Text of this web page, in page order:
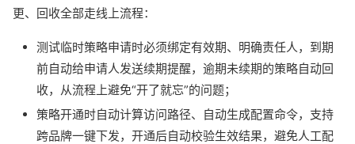
更、回收全部走线上流程：
测试临时策略申请时必须绑定有效期、明确责任人，到期
前自动给申请人发送续期提醒，逾期未续期的策略自动回
收，从流程上避免“开了就忘”的问题；
策略开通时自动计算访问路径、自动生成配置命令，支持
跨品牌一键下发，开通后自动校验生效结果，避免人工配